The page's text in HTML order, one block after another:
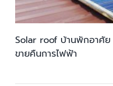
Solar roof บ้านพักอาศัย
ขายคืนการไฟฟ้า